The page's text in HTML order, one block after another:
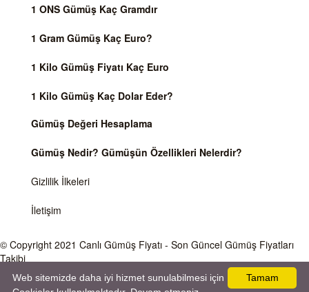
1 ONS Gümüş Kaç Gramdır
1 Gram Gümüş Kaç Euro?
1 Kilo Gümüş Fiyatı Kaç Euro
1 Kilo Gümüş Kaç Dolar Eder?
Gümüş Değeri Hesaplama
Gümüş Nedir? Gümüşün Özellikleri Nelerdir?
Gizlilik İlkeleri
İletişim
© Copyright 2021 Canlı Gümüş Fiyatı - Son Güncel Gümüş Fiyatları
Takibi
Önemli Uyarı
Gümüş fiyatları ve Döviz Kurları, Dünya piyasalarında işlem gören ve anlık değişen
Tamam
Web sitemizde daha iyi hizmet sunulabilmesi için